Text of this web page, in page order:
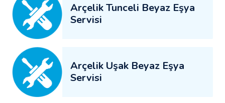
Arçelik Tunceli Beyaz Eşya
Servisi
Arçelik Uşak Beyaz Eşya
Servisi